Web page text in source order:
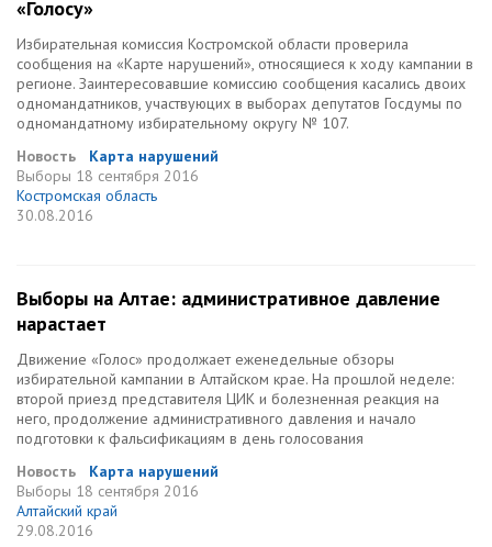
«Голосу»
Избирательная комиссия Костромской области проверила
сообщения на «Карте нарушений», относящиеся к ходу кампании в
регионе. Заинтересовавшие комиссию сообщения касались двоих
одномандатников, участвуюцих в выборах депутатов Госдумы по
одномандатному избирательному округу № 107.
Новость
Карта нарушений
Выборы 18 сентября 2016
Костромская область
30.08.2016
Выборы на Алтае: административное давление
нарастает
Движение «Голос» продолжает еженедельные обзоры
избирательной кампании в Алтайском крае. На прошлой неделе:
второй приезд представителя ЦИК и болезненная реакция на
него, продолжение административного давления и начало
подготовки к фальсификациям в день голосования
Новость
Карта нарушений
Выборы 18 сентября 2016
Алтайский край
29.08.2016